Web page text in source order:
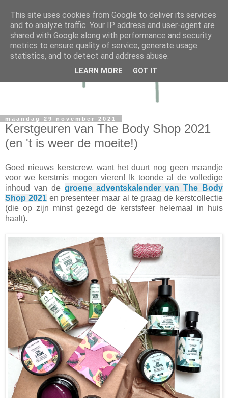
maandag 29 november 2021
Kerstgeuren van The Body Shop 2021
(en 't is weer de moeite!)
Goed nieuws kerstcrew, want het duurt nog geen maandje
voor we kerstmis mogen vieren! Ik toonde al de volledige
inhoud van de groene adventskalender van The Body
Shop 2021en presenteer maar al te graag de kerstcollectie
(die op zijn minst gezegd de kerstsfeer helemaal in huis
haalt).
This site uses cookies from Google to deliver its services
and to analyze traffic. Your IP address and user-agent are
shared with Google along with performance and security
metrics to ensure quality of service, generate usage
statistics, and to detect and address abuse.
LEARN MORE GOT IT